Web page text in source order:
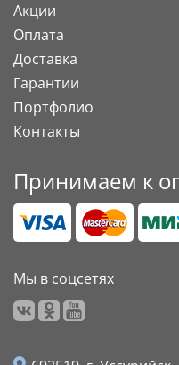
Акции
Оплата
Доставка
Гарантии
Портфолио
Контакты
Принимаем к
Мы в соцсетях